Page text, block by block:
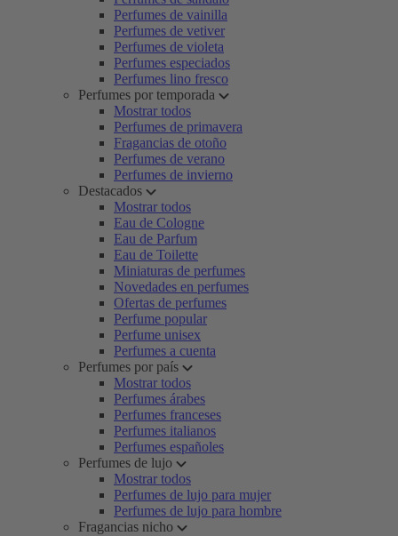
Perfumes de vainilla
Perfumes de vetiver
Perfumes de violeta
Perfumes especiados
Perfumes lino fresco
Perfumes por temporada
Mostrar todos
Perfumes de primavera
Fragancias de otoño
Perfumes de verano
Perfumes de invierno
Destacados
Mostrar todos
Eau de Cologne
Eau de Parfum
Eau de Toilette
Miniaturas de perfumes
Novedades en perfumes
Ofertas de perfumes
Perfume popular
Perfume unisex
Perfumes a cuenta
Perfumes por país
Mostrar todos
Perfumes árabes
Perfumes franceses
Perfumes italianos
Perfumes españoles
Perfumes de lujo
Mostrar todos
Perfumes de lujo para mujer
Perfumes de lujo para hombre
Fragancias nicho